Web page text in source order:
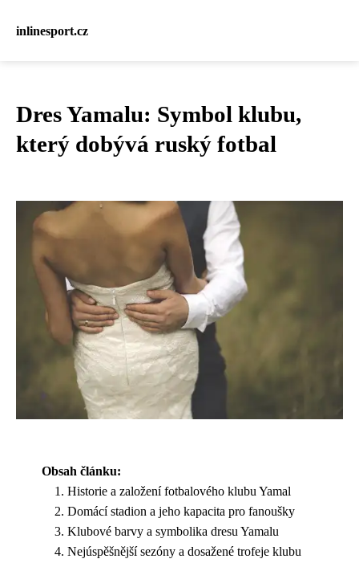
inlinesport.cz
Dres Yamalu: Symbol klubu,
který dobývá ruský fotbal
Obsah článku:
Historie a založení fotbalového klubu Yamal
Domácí stadion a jeho kapacita pro fanoušky
Klubové barvy a symbolika dresu Yamalu
Nejúspěšnější sezóny a dosažené trofeje klubu